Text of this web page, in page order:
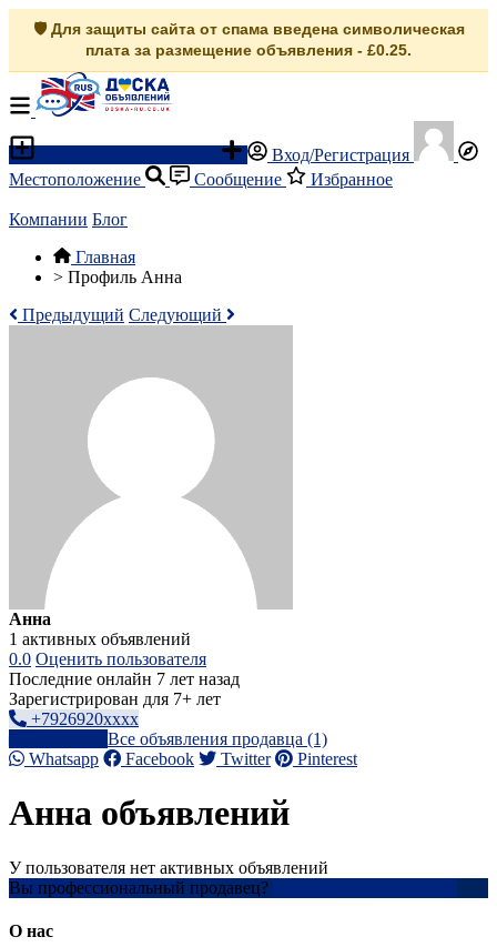
🛡️ Для защиты сайта от спама введена символическая
плата за размещение объявления - £0.25.
Вход/Регистрация
Местоположение
Сообщение Избранное
Компании Блог
Главная
> Профиль Анна
Предыдущий Следующий
Анна
1 активных объявлений
0.0 Оценить пользователя
Последние онлайн 7 лет назад
Зарегистрирован для 7+ лет
+7926920xxxx
Все объявления продавца (1)
Whatsapp
Facebook Twitter Pinterest
Анна объявлений
У пользователя нет активных объявлений
Вы профессиональный продавец?
О нас